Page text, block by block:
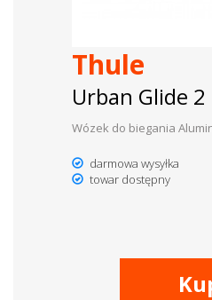
Thule
Urban Glide 2
Wózek do biegania
darmowa wysyłka
towar dostępny